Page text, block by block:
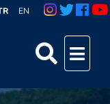
EN